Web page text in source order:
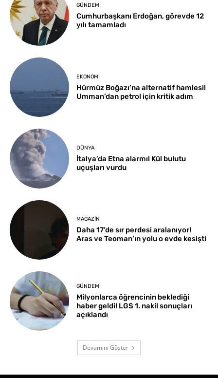
GÜNDEM
Cumhurbaşkanı Erdoğan, görevde 12
yılı tamamladı
EKONOMI
Hürmüz Boğazı’na alternatif hamlesi!
Umman’dan petrol için kritik adım
DÜNYA
İtalya’da Etna alarmı! Kül bulutu
uçuşları vurdu
MAGAZIN
Daha 17’de sır perdesi aralanıyor!
Aras ve Teoman’ın yolu o evde kesişti
GÜNDEM
Milyonlarca öğrencinin beklediği
haber geldi! LGS 1. nakil sonuçları
açıklandı
Devamını Göster